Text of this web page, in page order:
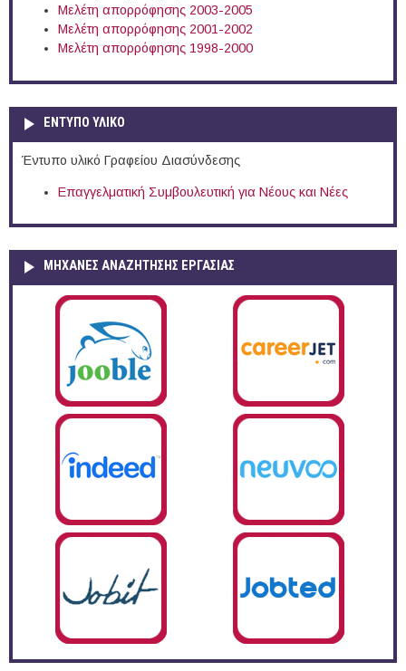
Μελέτη απορρόφησης 2003-2005
Μελέτη απορρόφησης 2001-2002
Μελέτη απορρόφησης 1998-2000
ΕΝΤΥΠΟ ΥΛΙΚΟ
Έντυπο υλικό Γραφείου Διασύνδεσης
Επαγγελματική Συμβουλευτική για Νέους και Νέες
ΜΗΧΑΝΕΣ ΑΝΑΖΗΤΗΣΗΣ ΕΡΓΑΣΙΑΣ